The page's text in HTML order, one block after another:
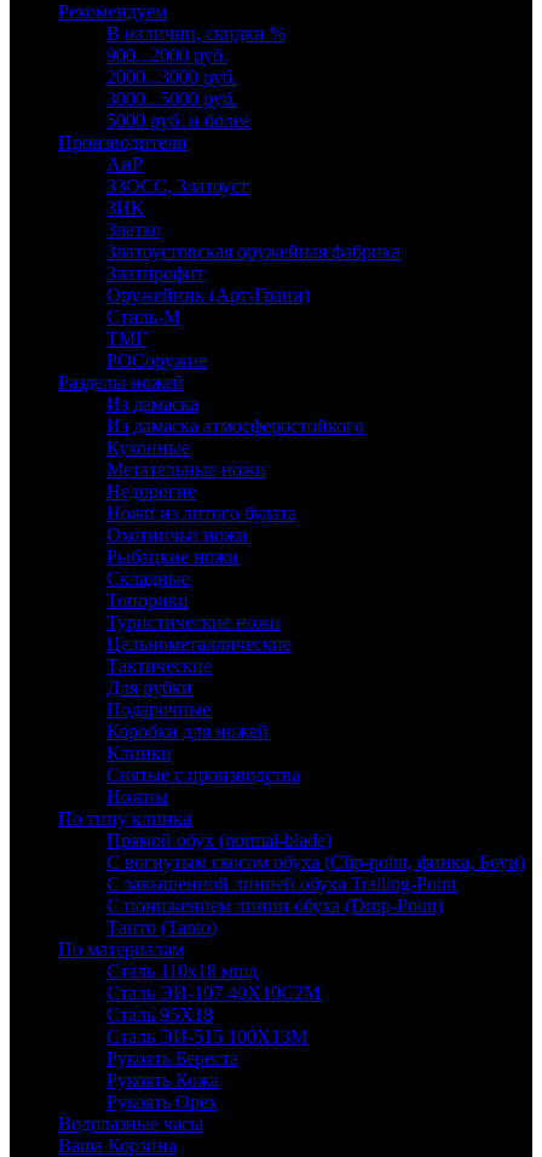
Рекомендуем
В наличии, скидки %
900...2000 руб.
2000...3000 руб.
3000...5000 руб.
5000 руб. и более
Производители
АиР
ЗЗОСС, Златоуст
ЗИК
Златко
Златоустовская оружейная фабрика
Златпрофит
Оружейник (Арт-Грани)
Стиль-М
ТМГ
РОСоружие
Разделы ножей
Из дамаска
Из дамаска атмосферостойкого
Кухонные
Метательные ножи
Недорогие
Ножи из литого булата
Охотничьи ножи
Рыбацкие ножи
Складные
Топорики
Туристические ножи
Цельнометаллические
Тактические
Для рубки
Подарочные
Коробки для ножей
Клинки
Снятые с производства
Ножны
По типу клинка
Прямой обух (normal-blade)
С вогнутым скосом обуха (Clip-point, финка, Боуи)
С завышенной линией обуха Trailing-Point
С понижением линии обуха (Drop-Point)
Танто (Tanto)
По материалам
Сталь 110х18 мшд
Сталь ЭИ-107 40Х10С2М
Сталь 95Х18
Сталь ЭИ-515 100Х13М
Рукоять Береста
Рукоять Кожа
Рукоять Орех
Водолазные часы
Ваша Корзина